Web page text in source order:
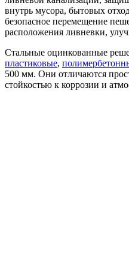
внутрь мусора, бытовых
безопасное перемещение
расположения ливневки,
Стальные оцинкованные
пластиковые,
500 мм. Они отличаются
стойкостью к коррозии и